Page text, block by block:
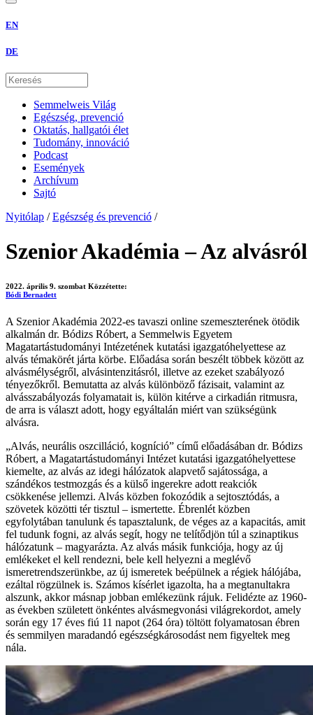
EN
DE
Semmelweis Világ
Egészség, prevenció
Oktatás, hallgatói élet
Tudomány, innováció
Podcast
Események
Archívum
Sajtó
Nyitólap / Egészség és prevenció /
Szenior Akadémia – Az alvásról
2022. április 9. szombat Közzétette:
Bódi Bernadett
A Szenior Akadémia 2022-es tavaszi online szemeszterének ötödik
alkalmán dr. Bódizs Róbert, a Semmelwis Egyetem
Magatartástudományi Intézetének kutatási igazgatóhelyettese az
alvás témakörét járta körbe. Előadása során beszélt többek között az
alvásmélységről, alvásintenzitásról, illetve az ezeket szabályozó
tényezőkről. Bemutatta az alvás különböző fázisait, valamint az
alvásszabályozás folyamatait is, külön kitérve a cirkadián ritmusra,
de arra is választ adott, hogy egyáltalán miért van szükségünk
alvásra.
„Alvás, neurális oszcilláció, kogníció” című előadásában dr. Bódizs
Róbert, a Magatartástudományi Intézet kutatási igazgatóhelyettese
kiemelte, az alvás az idegi hálózatok alapvető sajátossága, a
szándékos testmozgás és a külső ingerekre adott reakciók
csökkenése jellemzi. Alvás közben fokozódik a sejtosztódás, a
szövetek közötti tér tisztul – ismertette. Ébrenlét közben
egyfolytában tanulunk és tapasztalunk, de véges az a kapacitás, amit
fel tudunk fogni, az alvás segít, hogy ne telítődjön túl a szinaptikus
hálózatunk – magyarázta. Az alvás másik funkciója, hogy az új
emlékeket el kell rendezni, bele kell helyezni a meglévő
ismeretrendszerünkbe, az új ismeretek beépülnek a régiek hálójába,
ezáltal rögzülnek is. Számos kísérlet igazolta, ha a megtanultakra
alszunk, akkor másnap jobban emlékezünk rájuk. Felidézte az 1960-
as években született önkéntes alvásmegvonási világrekordot, amely
során egy 17 éves fiú 11 napot (264 óra) töltött folyamatosan ébren
és semmilyen maradandó egészségkárosodást nem figyeltek meg
nála.